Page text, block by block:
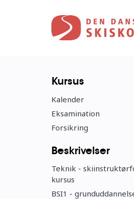
Kursus
Kalender
Eksamination
Forsikring
Beskrivelser
Teknik -
kursus
BSI1 -